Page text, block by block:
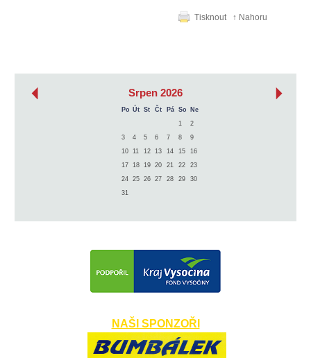
Tisknout ↑ Nahoru
Srpen 2026
Po Út St Čt Pá So
Ne
1
2
3
4 5 6 7 8
9
10
11 12 13 14 15
16
17
18 19 20 21 22
23
24
25 26 27 28 29
30
31
NAŠI SPONZOŘI